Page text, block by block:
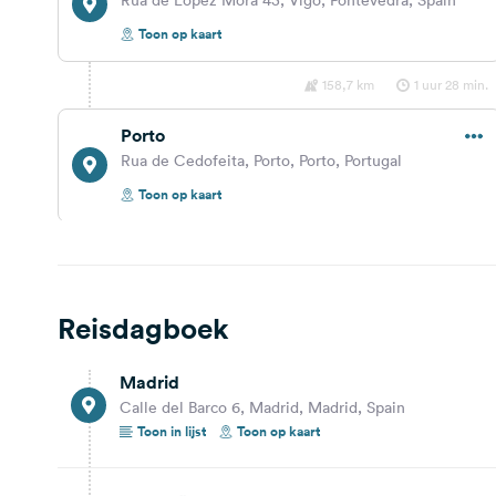
Toon op kaart
158,7 km 1 uur 28 min.
Porto
Rua de Cedofeita, Porto, Porto, Portugal
Toon op kaart
Praça José Fontana, Lisbon, Lisbon, Portugal
314,8 km
Reisdagboek
Madrid
Calle del Barco 6, Madrid, Madrid, Spain
Toon in lijst
Toon op kaart